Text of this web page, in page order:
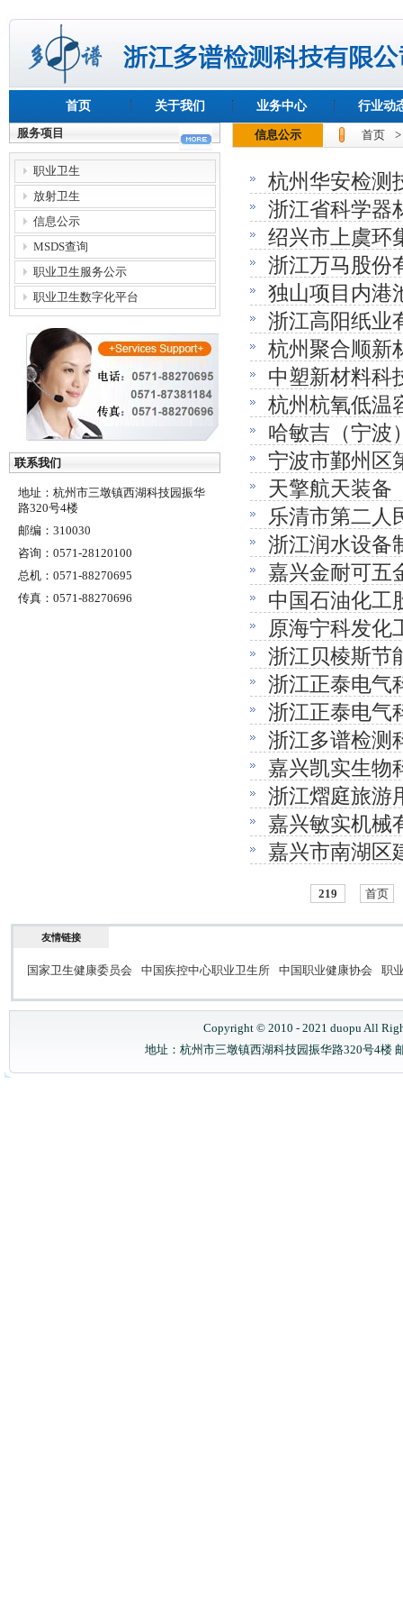
首页 关于我们 业务中心
行业动
服务项目
职业卫生
放射卫生
信息公示
MSDS查询
职业卫生服务公示
职业卫生数字化平台
联系我们
地址：杭州市三墩镇西湖科技园振华
路320号4楼
邮编：310030
咨询：0571-28120100
总机：0571-88270695
传真：0571-88270696
信息公示 首页 >
杭州华安检测
（放射性因素
浙江省科学器
因素检测（放
绍兴市上虞环
期检测
浙江万马股份
业放射）
独山项目内港
告公示
浙江高阳纸业
业放射）
杭州聚合顺新
检测（工业放
中塑新材料科
检测（工业放
杭州杭氧低温
（工业放射）
哈敏吉（宁波
因素检测（放
宁波市鄞州区
建）竣工环境
天擎航天装备
环境保护监测
乐清市第二人
保护监测
浙江润水设备
（放射性因素
嘉兴金耐可五
能移动门配件
中国石油化工
害控制效果评
原海宁科发化
浙江贝棱斯节
系统水处理装
浙江正泰电气
浙江正泰电气
园一期项目
浙江多谱检测
嘉兴凯实生物
器和试剂配套
浙江熠庭旅游
嘉兴敏实机械
改项目
嘉兴市南湖区
工业脚轮建
219 首页
友情链接
国家卫生健康委员会 中国疾控中心职业卫生所 中国职业健康协会 职
Copyright © 2010 - 2021 duopu All
地址：杭州市三墩镇西湖科技园振华路320号4楼